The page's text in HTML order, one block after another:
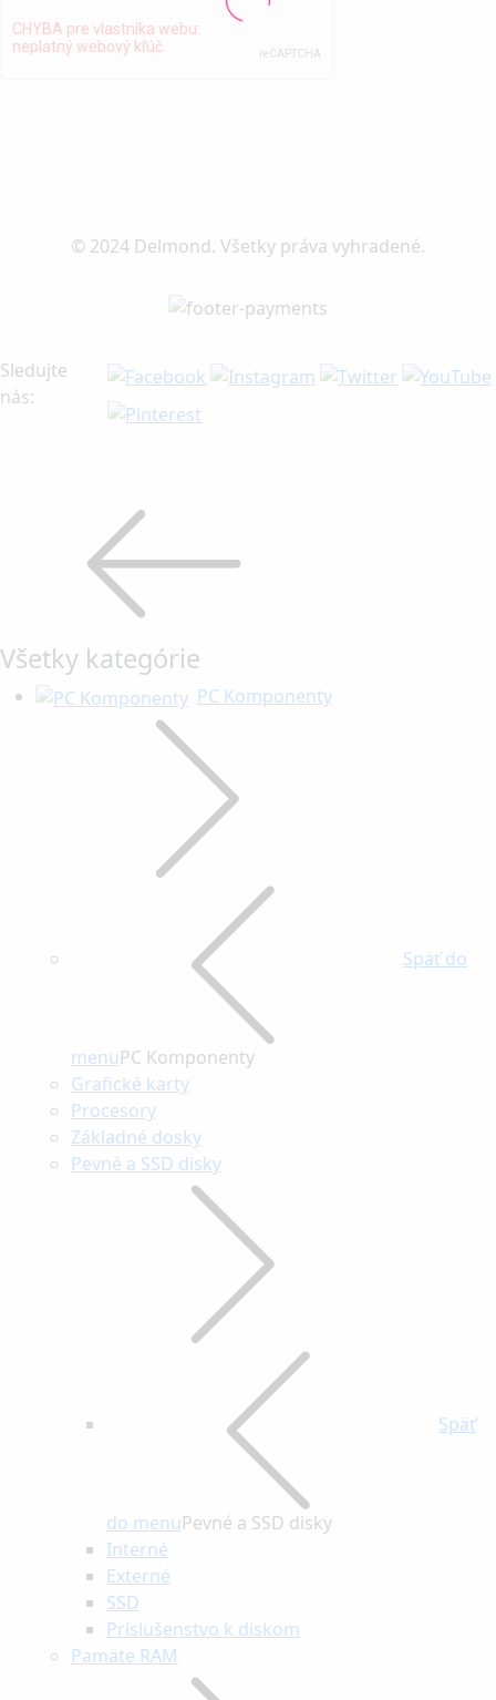
© 2024 Delmond. Všetky práva vyhradené.
Sledujte
nás:
Všetky kategórie
PC Komponenty
Späť do
menuPC Komponenty
Grafické karty
Procesory
Základné dosky
Pevné a SSD disky
Späť
do menuPevné a SSD disky
Interné
Externé
SSD
Príslušenstvo k diskom
Pamäte RAM